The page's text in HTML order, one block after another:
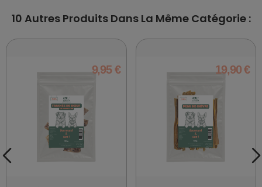
10 Autres Produits Dans La Même Catégorie :
9,95 € 19,90 €